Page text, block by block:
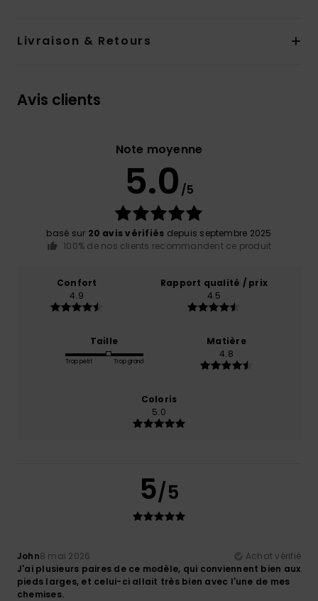
Livraison & Retours
Avis clients
Note moyenne
5.0 /5
basé sur 20 avis vérifiés depuis septembre 2025
100% de nos clients recommandent ce produit
Confort
4.9
Rapport qualité / prix
4.5
Taille
Trop petit Trop grand
Matière
4.8
Coloris
5.0
5/5
John8 mai 2026
Achat vérifié
J'ai plusieurs paires de ce modèle, qui conviennent bien aux
pieds larges, et celui-ci allait très bien avec l'une de mes
chemises.